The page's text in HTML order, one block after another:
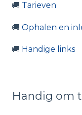
🚚 Tarieven
🚚 Ophalen en
🚚 Handige links
Handig om